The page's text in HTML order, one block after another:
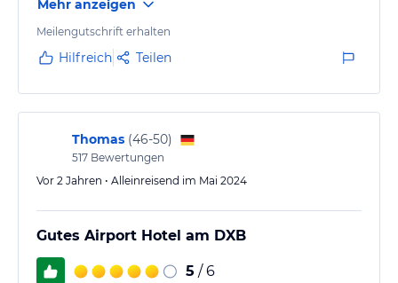
Frühstücks-Angebot.
Mehr anzeigen
Meilengutschrift erhalten
Hilfreich Teilen
Thomas (46-50)
517 Bewertungen
Vor 2 Jahren • Alleinreisend im Mai 2024
Gutes Airport Hotel am DXB
5 / 6